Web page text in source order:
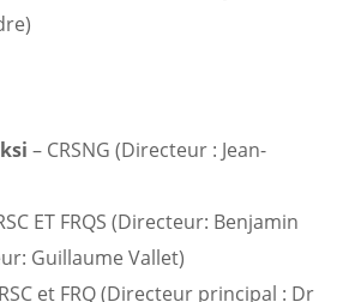
– CRSNG (Directeur : Jean-
ET FRQS (Directeur: Benjamin
Guillaume Vallet)
et FRQ (Directeur principal : Dr